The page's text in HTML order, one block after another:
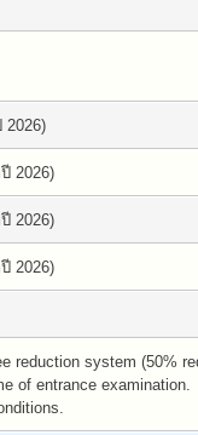
2026)
2026)
2026)
2026)
reduction system (50%
of entrance examination.